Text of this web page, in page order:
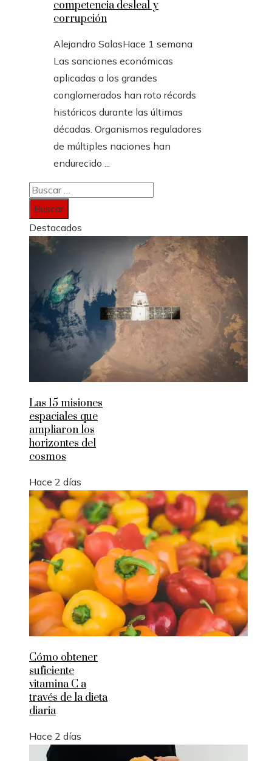
competencia desleal y
corrupción
Alejandro SalasHace 1 semana
Las sanciones económicas
aplicadas a los grandes
conglomerados han roto récords
históricos durante las últimas
décadas. Organismos reguladores
de múltiples naciones han
endurecido ...
Buscar:
Destacados
Las 15 misiones
espaciales que
ampliaron los
horizontes del
cosmos
Hace 2 días
Cómo obtener
suficiente
vitamina C a
través de la dieta
diaria
Hace 2 días